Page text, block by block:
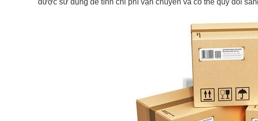
được sử dụng để tính chi phí vận chuyển và có thể quy đổi